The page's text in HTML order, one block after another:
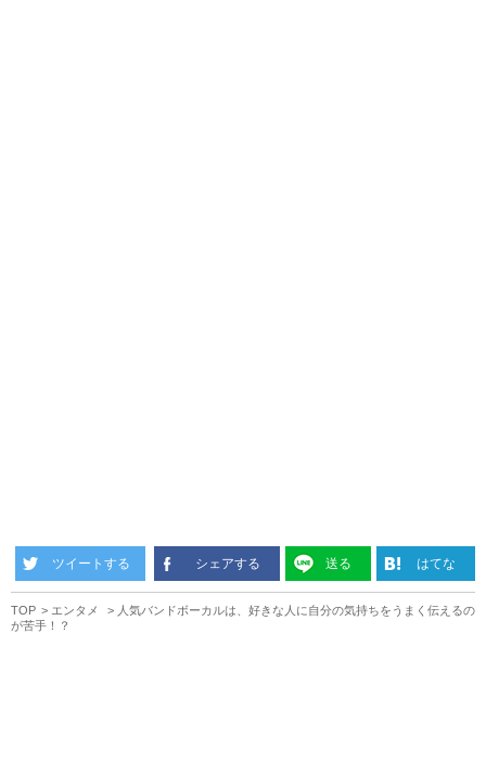
ツイートする シェアする 送る はてな
TOP エンタメ
人気バンドボーカルは、好きな人に自分の気持ちをうまく伝えるの
が苦手！？